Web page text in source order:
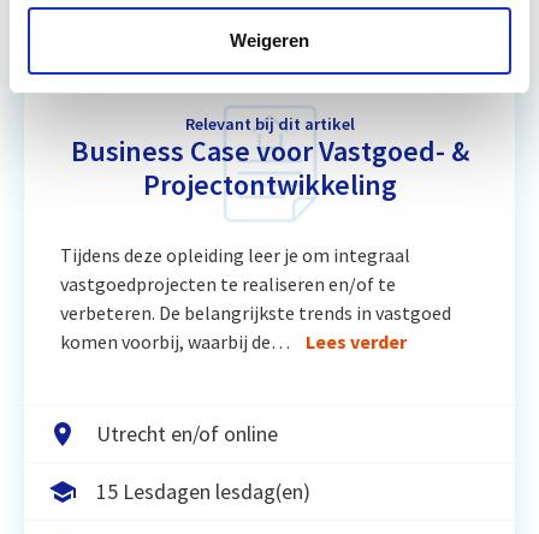
Weigeren
Relevant bij dit artikel
Business Case voor Vastgoed- &
Projectontwikkeling
Tijdens deze opleiding leer je om integraal
vastgoedprojecten te realiseren en/of te
verbeteren. De belangrijkste trends in vastgoed
komen voorbij, waarbij de…
Lees verder
Utrecht en/of online
15 Lesdagen lesdag(en)